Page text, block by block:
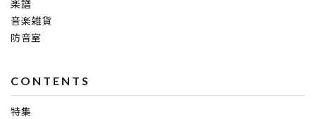
楽譜
音楽雑貨
防音室
CONTENTS
特集